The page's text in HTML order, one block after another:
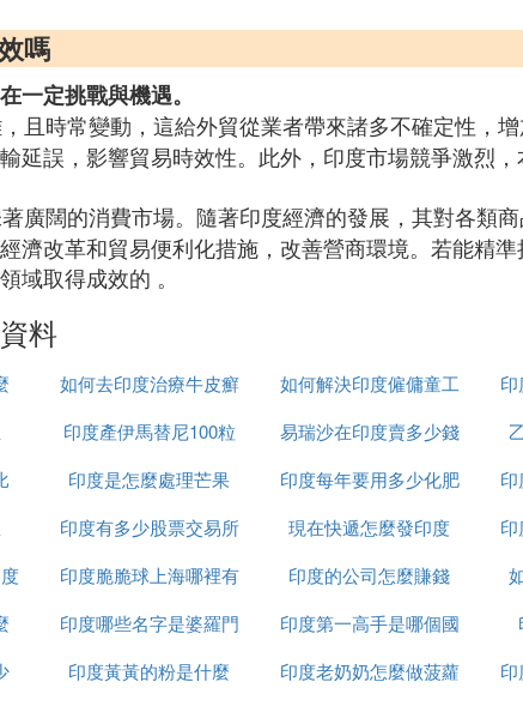
嗎
一定挑戰與機遇。
且時常變動，這給外貿從業者帶來諸多不確定性，
延誤，影響貿易時效性。此外，印度市場競爭激烈
廣闊的消費市場。隨著印度經濟的發展，其對各類
濟改革和貿易便利化措施，改善營商環境。若能精
域取得成效的 。
料
如何去印度治療牛皮癬
如何解決印度僱傭童工
的問題
印度產伊馬替尼100粒
裝多少錢
易瑞沙在印度賣多少錢
一粒
印度是怎麼處理芒果 印度每年要用多少化肥
印度有多少股票交易所 現在快遞怎麼發印度
印度脆脆球上海哪裡有 印度的公司怎麼賺錢
印度哪些名字是婆羅門
種姓
印度第一高手是哪個國
家
印度黃黃的粉是什麼 印度老奶奶怎麼做菠蘿